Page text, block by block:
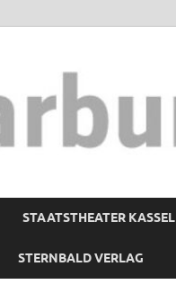
STAATSTHEATER KASSEL
STERNBALD VERLAG